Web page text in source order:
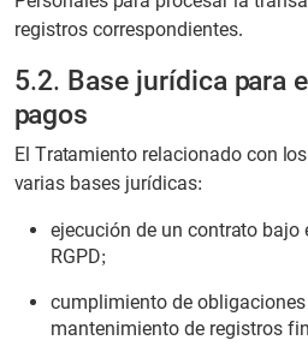
registros correspondientes.
5.2. Base jurídica para
pagos
El Tratamiento relacionado con
varias bases jurídicas:
ejecución de un contrato bajo
RGPD;
cumplimiento de obligaciones
mantenimiento de registros